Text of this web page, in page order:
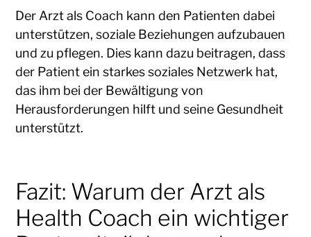
Der Arzt als Coach kann den Patienten dabei
unterstützen, soziale Beziehungen aufzubauen
und zu pflegen. Dies kann dazu beitragen, dass
der Patient ein starkes soziales Netzwerk hat,
das ihm bei der Bewältigung von
Herausforderungen hilft und seine Gesundheit
unterstützt.
Fazit: Warum der Arzt als
Health Coach ein wichtiger